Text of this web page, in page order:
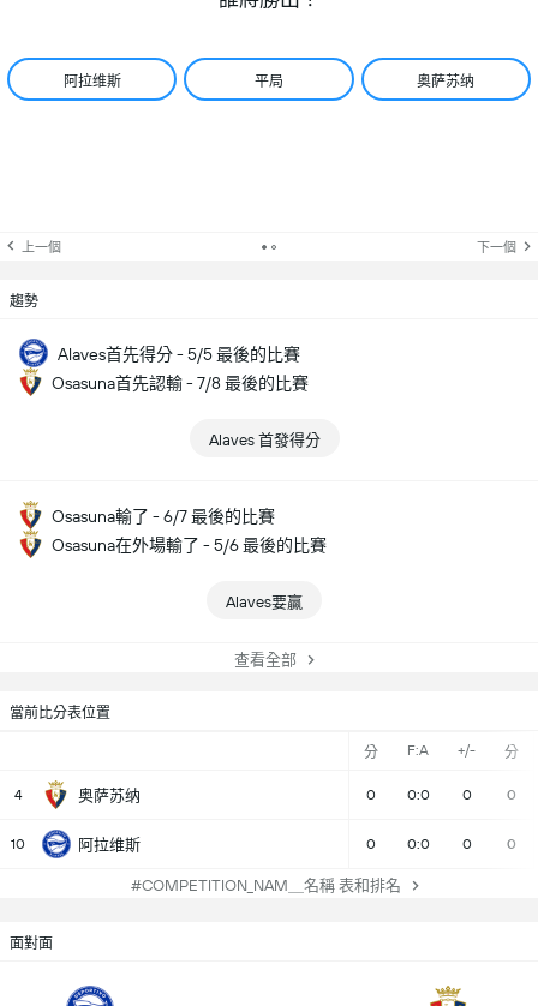
阿拉维斯 平局 奥萨苏纳
上一個 下一個
趨勢
Alaves首先得分 - 5/5 最後的比賽
Osasuna首先認輸 - 7/8 最後的比賽
Alaves 首發得分
Osasuna輸了 - 6/7 最後的比賽
Osasuna在外場輸了 - 5/6 最後的比賽
Alaves要贏
查看全部
當前比分表位置
分 F:A +/- 分
4 奥萨苏纳 0 0:0 0 0
10 阿拉维斯 0 0:0 0 0
#COMPETITION_NAM＿名稱 表和排名
面對面